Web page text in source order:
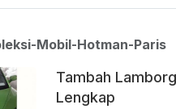
Mobil
Mobil-Hotman-Paris
Tambah
Lengkap